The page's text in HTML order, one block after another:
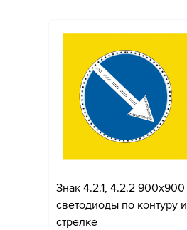
Знак 4.2.1, 4.2.2 900x900
светодиоды по контуру и
стрелке